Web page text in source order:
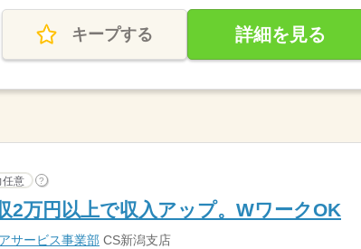
キープする 詳細を見る
任意 ?
2万円以上で収入アップ。WワークOK
サービス事業部 CS新潟支店